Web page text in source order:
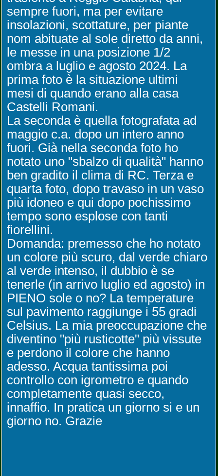
sempre fuori, ma per evitare
insolazioni, scottature, per piante
nom abituate al sole diretto da anni,
le messe in una posizione 1/2
ombra a luglio e agosto 2024. La
prima foto è la situazione ultimi
mesi di quando erano alla casa
Castelli Romani.
La seconda è quella fotografata ad
maggio c.a. dopo un intero anno
fuori. Già nella seconda foto ho
notato uno "sbalzo di qualità" hanno
ben gradito il clima di RC. Terza e
quarta foto, dopo travaso in un vaso
più idoneo e qui dopo pochissimo
tempo sono esplose con tanti
fiorellini.
Domanda: premesso che ho notato
un colore più scuro, dal verde chiaro
al verde intenso, il dubbio è se
tenerle (in arrivo luglio ed agosto) in
PIENO sole o no? La temperature
sul pavimento raggiunge i 55 gradi
Celsius. La mia preoccupazione che
diventino "più rusticotte" più vissute
e perdono il colore che hanno
adesso. Acqua tantissima poi
controllo con igrometro e quando
completamente quasi secco,
innaffio. In pratica un giorno si e un
giorno no. Grazie